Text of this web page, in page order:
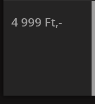
4 999 Ft,-